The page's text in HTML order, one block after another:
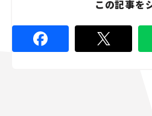
この記事を